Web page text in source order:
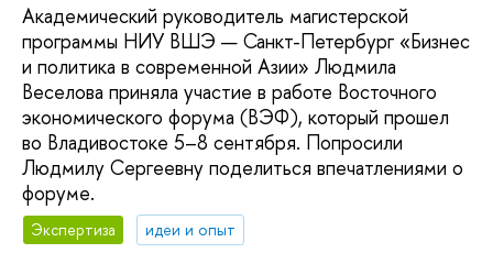
Академический руководитель магистерской
программы НИУ ВШЭ — Санкт-Петербург «Бизнес
и политика в современной Азии» Людмила
Веселова приняла участие в работе Восточного
экономического форума (ВЭФ), который прошел
во Владивостоке 5–8 сентября. Попросили
Людмилу Сергеевну поделиться впечатлениями о
форуме.
Экспертиза
идеи и опыт